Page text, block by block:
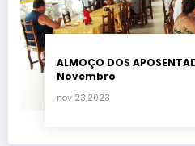
ALMOÇO DOS
Novembro
nov 23,2023